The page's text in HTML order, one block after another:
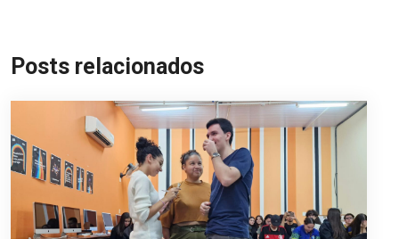
Posts relacionados